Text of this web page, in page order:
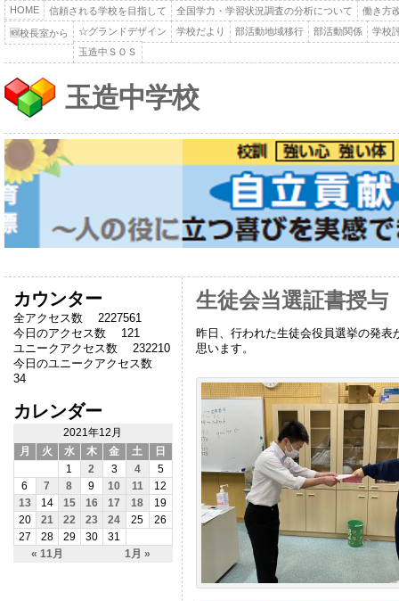
HOME 信頼される学校を目指して 全国学力・学習状況調査の分析について 働き方
🆕校長室から ☆グランドデザイン 学校だより 部活動地域移行 部活動関係
学校
玉造中ＳＯＳ
玉造中学校
カウンター
全アクセス数 2227561
今日のアクセス数 121
ユニークアクセス数 232210
今日のユニークアクセス数
34
カレンダー
2021年12月
月
火 水 木 金 土 日
« 11月 1月 »
1 2 3 4
5
6
7 8 9 10 11
12
13
14 15 16 17 18
19
20
21 22 23 24 25
26
27
28 29 30 31
生徒会当選証書授与
昨日、行われた生徒会役員選挙の発
思います。